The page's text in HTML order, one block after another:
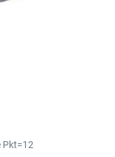
Pkt=12